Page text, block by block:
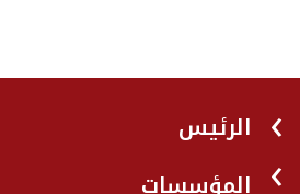
الرئيس
المؤسسات